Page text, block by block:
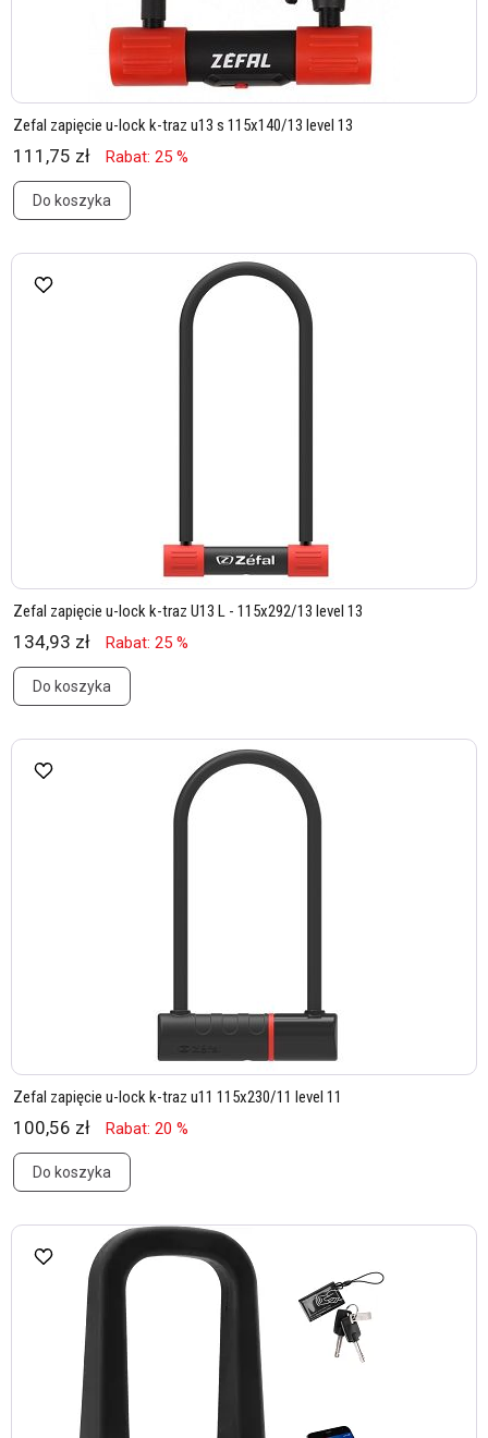
Zefal zapięcie u-lock k-traz u13 s 115x140/13 level 13
111,75 zł Rabat: 25 %
Do koszyka
Zefal zapięcie u-lock k-traz U13 L - 115x292/13 level 13
134,93 zł Rabat: 25 %
Do koszyka
Zefal zapięcie u-lock k-traz u11 115x230/11 level 11
100,56 zł Rabat: 20 %
Do koszyka